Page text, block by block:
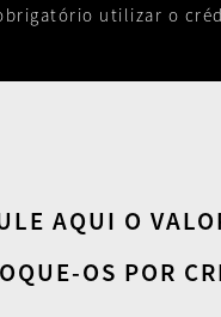
utilizar o
AQUI O
OS POR